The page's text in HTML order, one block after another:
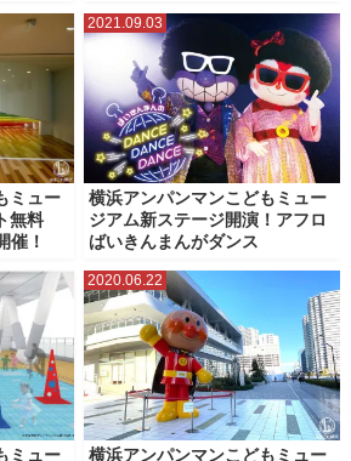
ミュー
無料
催！
2021.09.03
横浜アンパンマンこどもミュー
ジアム新ステージ開演！アフロ
ばいきんまんがダンス
ミュー
2020.06.22
横浜アンパンマンこどもミュー